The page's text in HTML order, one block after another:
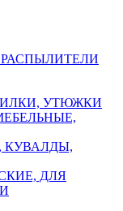
УТЮЖКИ
КУВАЛДЫ,
ДЛЯ